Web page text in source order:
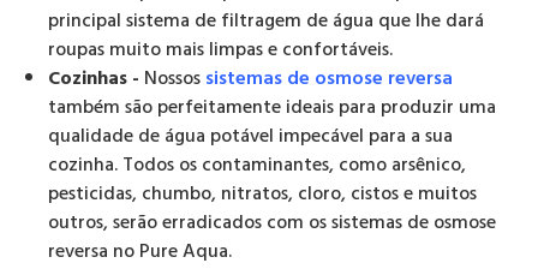
principal sistema de filtragem de água que lhe dará
roupas muito mais limpas e confortáveis.
Cozinhas - Nossossistemas de osmose reversa
também são perfeitamente ideais para produzir uma
qualidade de água potável impecável para a sua
cozinha. Todos os contaminantes, como arsênico,
pesticidas, chumbo, nitratos, cloro, cistos e muitos
outros, serão erradicados com os sistemas de osmose
reversa no Pure Aqua.